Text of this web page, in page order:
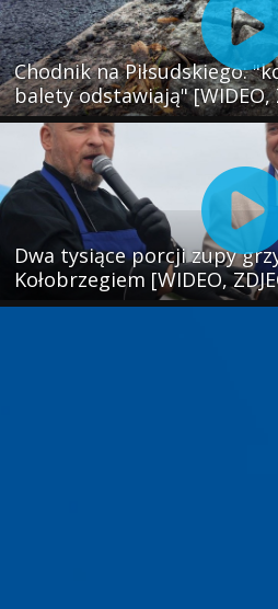
Chodnik na Piłsudskiego:
balety odstawiają" [WIDEO,
Dwa tysiące porcji zupy
Kołobrzegiem [WIDEO,